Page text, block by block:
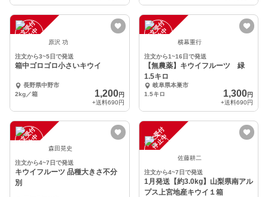
注
文
受
付
停
止
中 原沢 功
注文から3~5日で発送
箱中ゴロゴロ小さいキウイ
長野県中野市
2kg／箱
1,200円
+送料690円
注
文
受
付
停
止
中 横幕重行
注文から1~16日で発送
【無農薬】キウイフルーツ 緑
1.5キロ
岐阜県本巣市
1.5キロ
1,300円
+送料690円
注
文
受
付
停
止
中 森田晃史
注文から4~7日で発送
キウイフルーツ 品種大きさ不分
別
注
文
受
付
停
止
中
佐藤耕二
注文から4~7日で発送
1月発送【約3.0kg】山梨県南アル
プス上宮地産キウイ１箱